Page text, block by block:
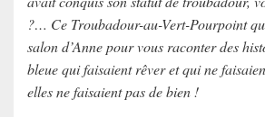
?… Ce Troubadour-au-Vert-Pourpoint
salon d’Anne pour vous raconter des
bleue qui faisaient rêver et qui ne
elles ne faisaient pas de bien !